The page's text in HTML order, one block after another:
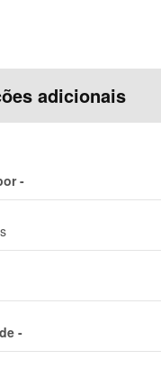
adicionais
-
-